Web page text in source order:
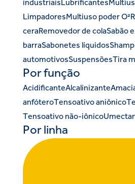
industriais Lubrificantes
LimpadoresMultiuso poder O²
cera Removedor de colaSabão
barraSabonetes líquidos
automotivosSuspensões Tira
Por função
AcidificanteAlcalinizante
anfótero Tensoativo aniônico
Tensoativo não-iônico
Por linha